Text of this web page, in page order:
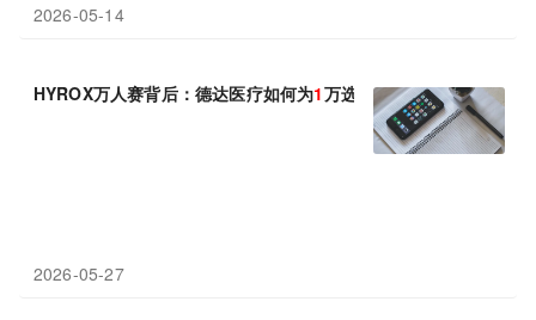
2026-05-14
HYROX万人赛背后：德达医疗如何为1万选手守住最后一道防线
2026-05-27